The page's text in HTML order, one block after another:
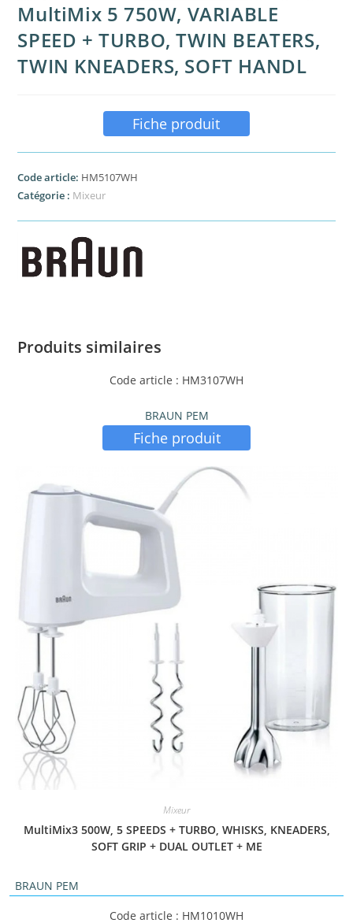
MultiMix 5 750W, VARIABLE
SPEED + TURBO, TWIN BEATERS,
TWIN KNEADERS, SOFT HANDL
Fiche produit
Code article: HM5107WH
Catégorie : Mixeur
Produits similaires
Code article : HM3107WH
BRAUN PEM
Fiche produit
Mixeur
MultiMix3 500W, 5 SPEEDS + TURBO, WHISKS, KNEADERS,
SOFT GRIP + DUAL OUTLET + ME
BRAUN PEM
Code article : HM1010WH